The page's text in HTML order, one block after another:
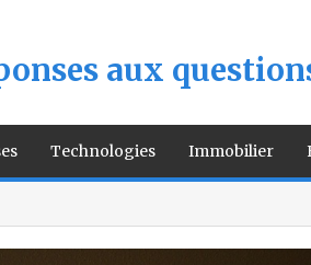
aux
Technologies Immobilier